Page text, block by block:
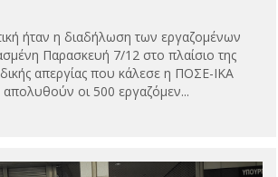
ήταν η διαδήλωση των εργαζομένων
Παρασκευή 7/12 στο πλαίσιο της
απεργίας που κάλεσε η ΠΟΣΕ-ΙΚΑ
απολυθούν οι 500 εργαζόμεν...